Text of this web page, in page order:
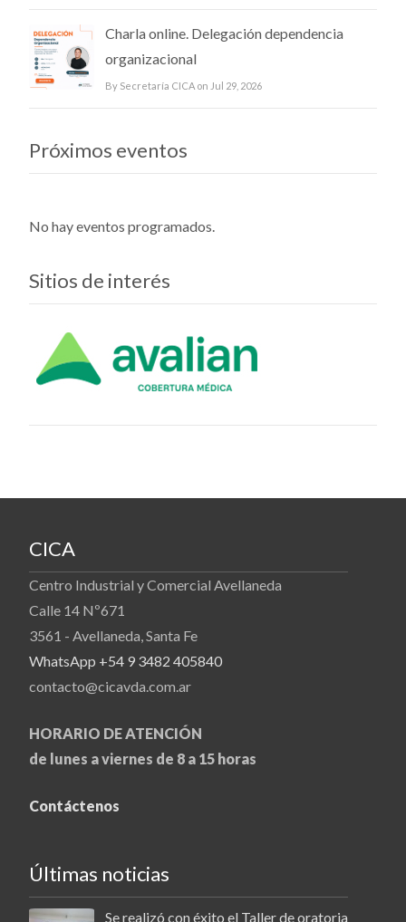
Charla online. Delegación dependencia
organizacional
By Secretaría CICA on Jul 29, 2026
Próximos eventos
No hay eventos programados.
Sitios de interés
CICA
Centro Industrial y Comercial Avellaneda
Calle 14 Nº671
3561 - Avellaneda, Santa Fe
WhatsApp +54 9 3482 405840
contacto@cicavda.com.ar
HORARIO DE ATENCIÓN
de lunes a viernes de 8 a 15 horas
Contáctenos
Últimas noticias
Se realizó con éxito el Taller de oratoria